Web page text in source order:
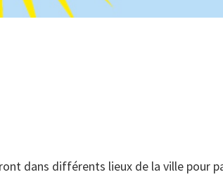
dans différents lieux de la ville pour